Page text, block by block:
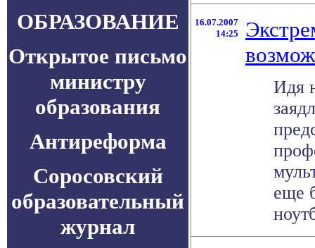
ОБРАЗОВАНИЕ
Открытое письмо
министру
образования
Антиреформа
Соросовский
образовательный
журнал
16.07.2007
14:25
Идя
еще